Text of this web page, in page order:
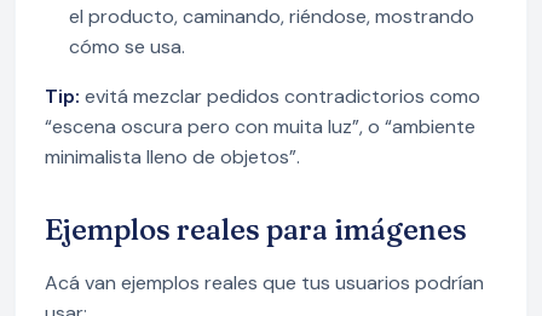
el producto, caminando, riéndose, mostrando
cómo se usa.
Tip: evitá mezclar pedidos contradictorios como
“escena oscura pero con muita luz”, o “ambiente
minimalista lleno de objetos”.
Ejemplos reales para imágenes
Acá van ejemplos reales que tus usuarios podrían